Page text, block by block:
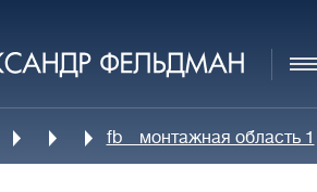
fb__монтажная область 1